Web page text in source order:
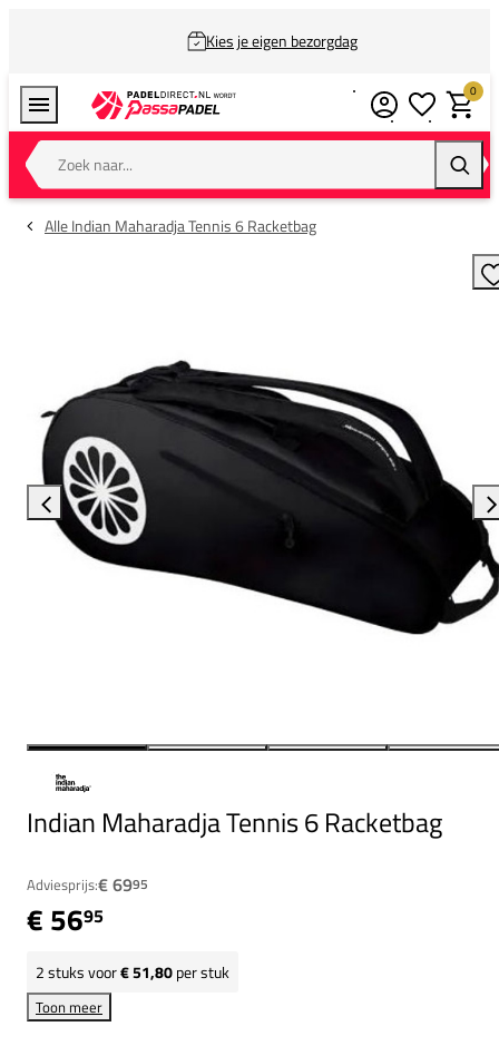
Kies je eigen bezorgdag
Zoek naar...
0
Alle Indian Maharadja Tennis 6 Racketbag
Indian Maharadja Tennis 6 Racketbag
Adviesprijs:€ 6995
€ 5695
2stuks voor€ 51,80per stuk
Toon meer